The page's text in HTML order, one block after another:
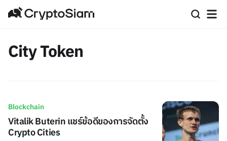
City Token
Blockchain
Vitalik Buterin แชร์ข้อดีของการจัดตั้ง
Crypto Cities